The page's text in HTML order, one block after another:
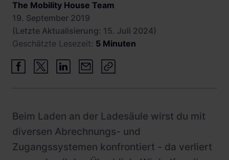
Wallboxen
ChargeLine
Schnellladestationen
PV-fähige Wallboxen
Dienstwagen Wallboxen
Balkonkraftwerke
Solarmanagement
ChargeLine BiDi
ChargeLine AC
Dienstwagen Laden
Zuhause laden
Knowledge Center
Gewerbespeicher
The Mobility House Team
19. September 2019
(Letzte Aktualisierung: 15. Juli 2024)
Geschätzte Lesezeit: 5 Minuten
Beim Laden an der Ladesäule wirst du mit
diversen Abrechnungs- und
Zugangssystemen konfrontiert - da verliert